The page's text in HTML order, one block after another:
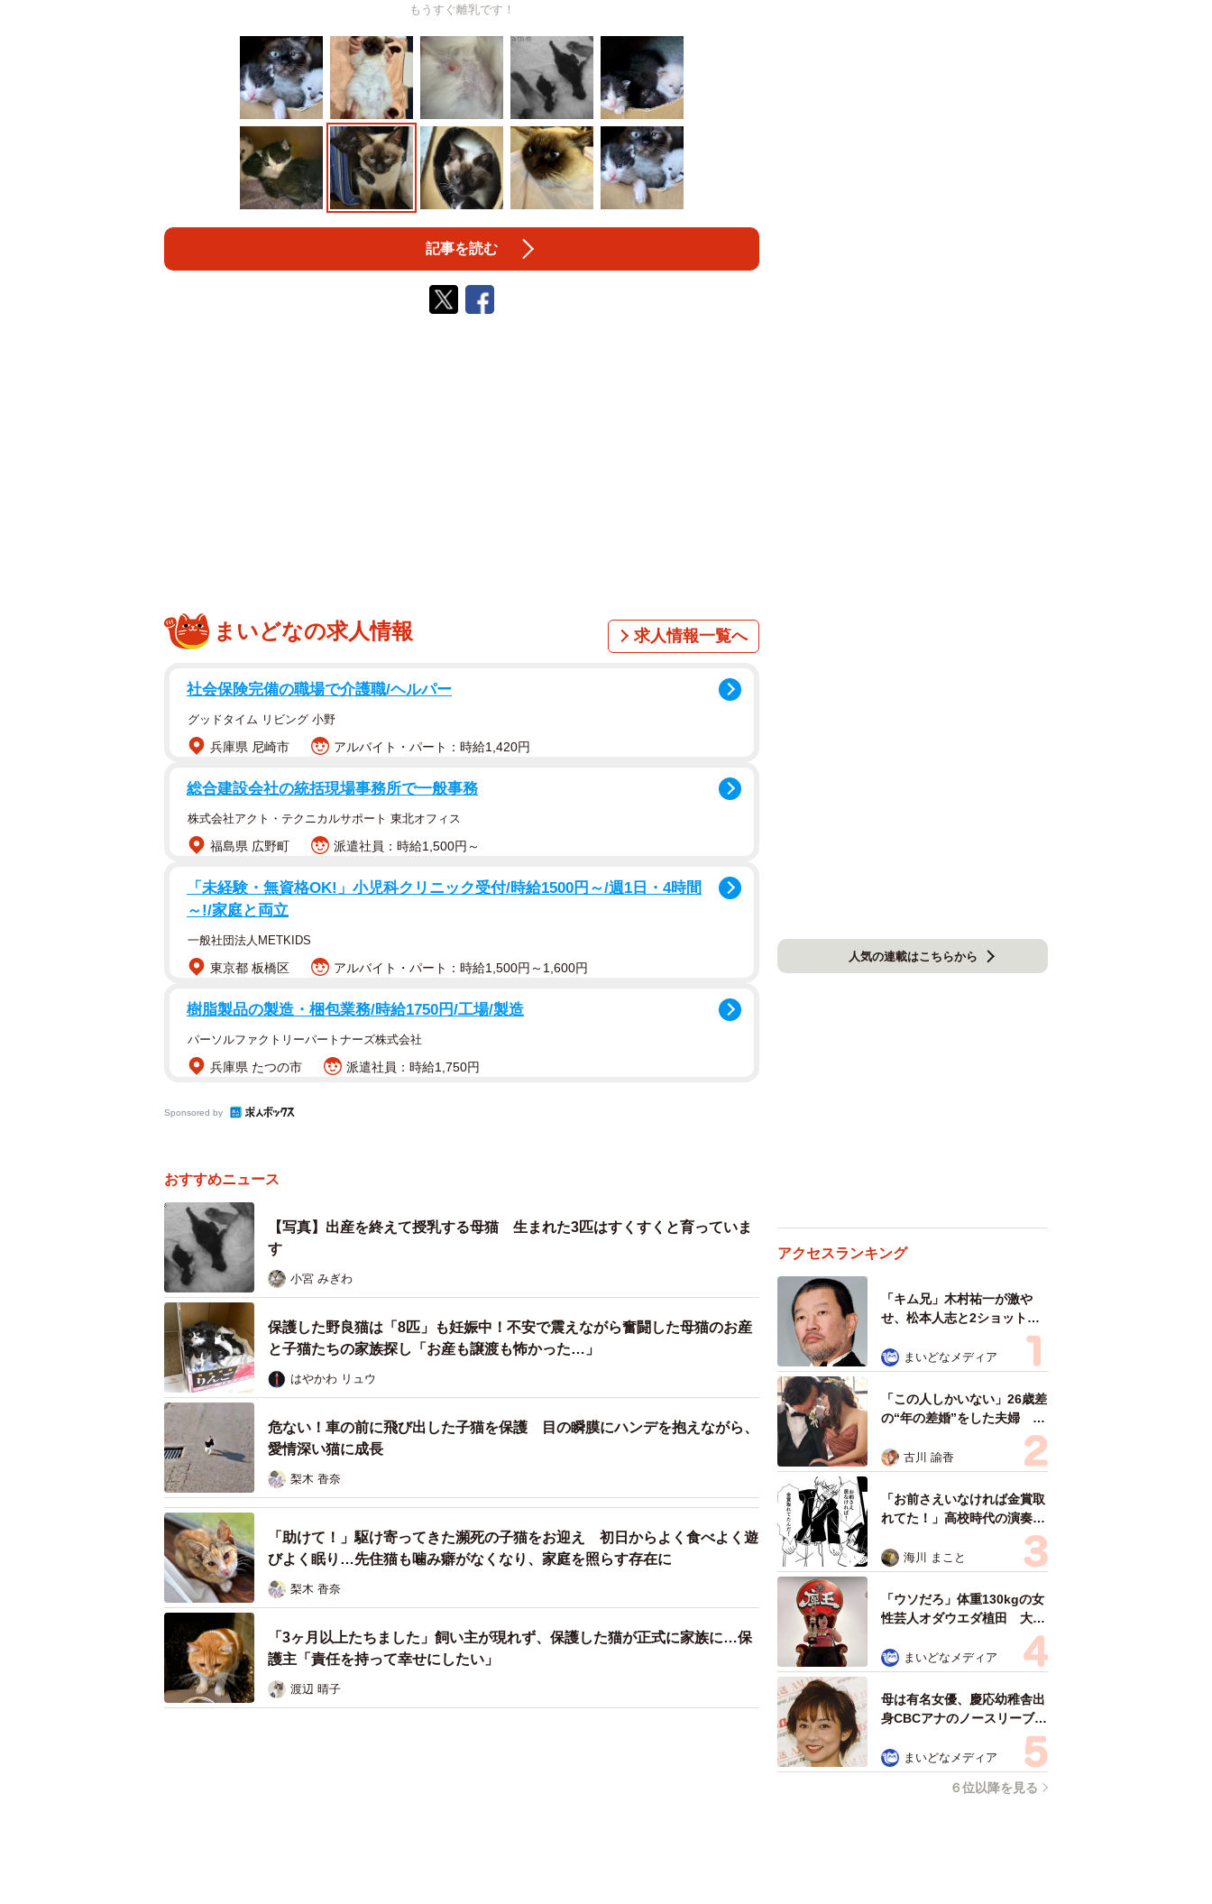
もうすぐ離乳です！
記事を読む
まいどなの求人情報 求人情報一覧へ
社会保険完備の職場で介護職/ヘルパー
グッドタイム リビング 小野
兵庫県 尼崎市 アルバイト・パート：時給1,420円
総合建設会社の統括現場事務所で一般事務
株式会社アクト・テクニカルサポート 東北オフィス
福島県 広野町 派遣社員：時給1,500円～
「未経験・無資格OK!」小児科クリニック受付/時給1500円～/週1日・4時間
～!/家庭と両立
一般社団法人METKIDS
東京都 板橋区 アルバイト・パート：時給1,500円～1,600円
樹脂製品の製造・梱包業務/時給1750円/工場/製造
パーソルファクトリーパートナーズ株式会社
兵庫県 たつの市 派遣社員：時給1,750円
Sponsored by
おすすめニュース
【写真】出産を終えて授乳する母猫 生まれた3匹はすくすくと育っていま
す
小宮 みぎわ
保護した野良猫は「8匹」も妊娠中！不安で震えながら奮闘した母猫のお産
と子猫たちの家族探し「お産も譲渡も怖かった…」
はやかわ リュウ
危ない！車の前に飛び出した子猫を保護 目の瞬膜にハンデを抱えながら、
愛情深い猫に成長
梨木 香奈
「助けて！」駆け寄ってきた瀕死の子猫をお迎え 初日からよく食べよく遊
びよく眠り…先住猫も噛み癖がなくなり、家庭を照らす存在に
梨木 香奈
「3ヶ月以上たちました」飼い主が現れず、保護した猫が正式に家族に…保
護主「責任を持って幸せにしたい」
渡辺 晴子
人気の連載はこちらから
アクセスランキング
「キム兄」木村祐一が激や
せ、松本人志と2ショット
「一瞬、分からなかったわ」
「テキヤの兄さん」
まいどなメディア
「この人しかいない」26歳差
の“年の差婚”をした夫婦 出
会いは？反対する声はなかっ
た？ 今の思いを聞いた
古川 諭香
「お前さえいなければ金賞取
れてた！」高校時代の演奏会
がトラウマ……責められた学
生は楽器修理職人に 10年後
再会した因縁の相手から思わ
ぬ申し出【漫画】
海川 まこと
「ウソだろ」体重130kgの女
性芸人オダウエダ植田 大学
で」 まいどなメディア
母は有名女優、慶応幼稚舎出
身CBCアナのノースリーブ姿
「育ちの良さが表情に表れて
る」「天使の笑顔」
まいどなメディア
６位以降を見る